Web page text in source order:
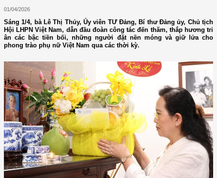
01/04/2026
Sáng 1/4, bà Lê Thị Thủy, Ủy viên TƯ Đảng, Bí thư Đảng ủy, Chủ tịch
Hội LHPN Việt Nam, dẫn đầu đoàn công tác đến thăm, thắp hương tri
ân các bậc tiền bối, những người đặt nền móng và giữ lửa cho
phong trào phụ nữ Việt Nam qua các thời kỳ.